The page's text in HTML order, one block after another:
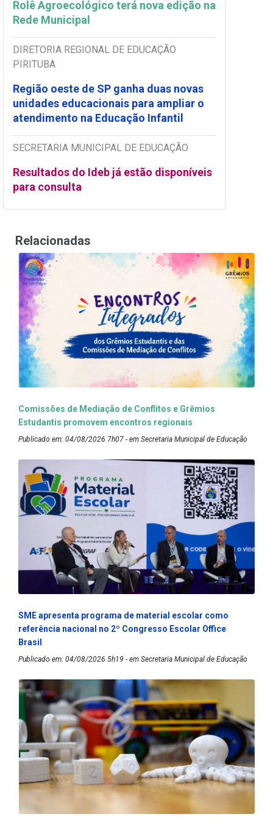
Rolê Agroecológico terá nova edição na
Rede Municipal
DIRETORIA REGIONAL DE EDUCAÇÃO
PIRITUBA
Região oeste de SP ganha duas novas
unidades educacionais para ampliar o
atendimento na Educação Infantil
SECRETARIA MUNICIPAL DE EDUCAÇÃO
Resultados do Ideb já estão disponíveis
para consulta
Relacionadas
Comissões de Mediação de Conflitos e Grêmios
Estudantis promovem encontros regionais
Publicado em: 04/08/2026 7h07 - em Secretaria Municipal de Educação
SME apresenta programa de material escolar como
referência nacional no 2º Congresso Escolar Office
Brasil
Publicado em: 04/08/2026 5h19 - em Secretaria Municipal de Educação